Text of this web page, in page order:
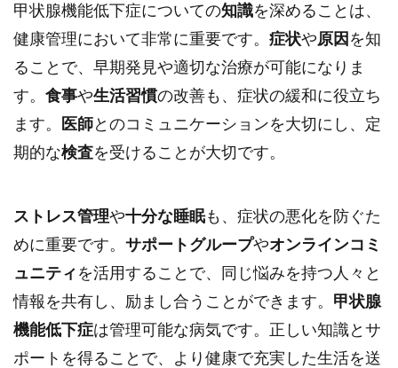
甲状腺機能低下症についての知識を深めることは、
健康管理において非常に重要です。 症状や原因 を知
ることで、早期発見や適切な治療が可能になりま
す。 食事や生活習慣の改善も、症状の緩和に役立ち
ます。
医師とのコミュニケーションを大切にし、定
期的な検査を受けることが大切です。
ストレス管理や十分な睡眠も、症状の悪化を防ぐた
めに重要です。 サポートグループやオンラインコミ
ュニティを活用することで、同じ悩みを持つ人々と
情報を共有し、励まし合うことができます。 甲状腺
機能低下症は管理可能な病気です。正しい知識とサ
ポートを得ることで、より健康で充実した生活を送